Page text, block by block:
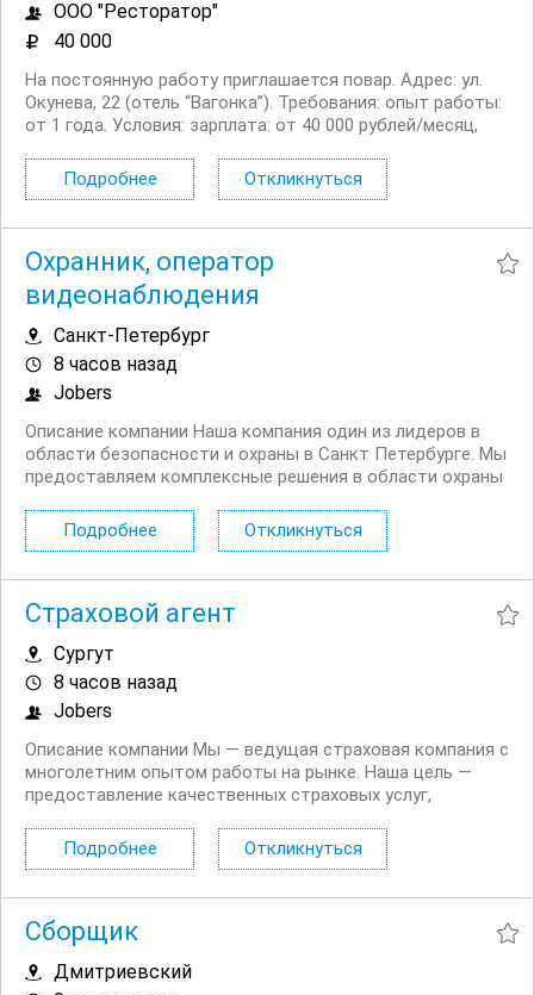
ООО "Ресторатор"
40 000
На постоянную работу приглашается повар. Адрес: ул.
Окунева, 22 (отель “Вагонка”). Требования: опыт работы:
от 1 года. Условия: зарплата: от 40 000 рублей/месяц,
Подробнее
Откликнуться
Охранник, оператор
видеонаблюдения
Санкт-Петербург
8 часов назад
Jobers
Описание компании Наша компания один из лидеров в
области безопасности и охраны в Санкт Петербурге. Мы
предоставляем комплексные решения в области охраны
включая торговые центры, офисы и жилые комплексы.
Наша команда состоит из...
Подробнее Откликнуться
Страховой агент
Сургут
8 часов назад
Jobers
Описание компании Мы — ведущая страховая компания с
многолетним опытом работы на рынке. Наша цель —
предоставление качественных страховых услуг,
активы. Мы ориентированы на постоянное развитие и
совершенствование, а также ценим вклад каждого...
Подробнее Откликнуться
Сборщик
Дмитриевский